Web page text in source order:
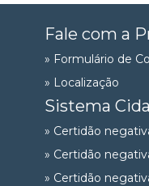
Fale com a
» Formulário de
» Localização
Sistema
» Certidão
» Certidão
» Certidão